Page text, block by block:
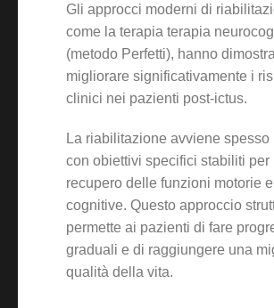
Gli approcci moderni di
come la terapia terapia
(metodo Perfetti), hanno
migliorare significativamente i
clinici nei pazienti post-ictus.
La riabilitazione avviene spesso
con obiettivi specifici stabiliti per
recupero delle funzioni motorie e
cognitive. Questo approccio
permette ai pazienti di fare
graduali e di raggiungere una
qualità della vita.